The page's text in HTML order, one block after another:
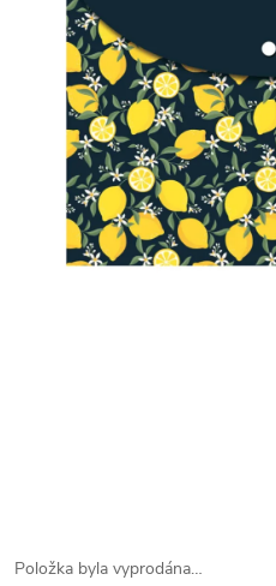
Položka byla vyprodána…